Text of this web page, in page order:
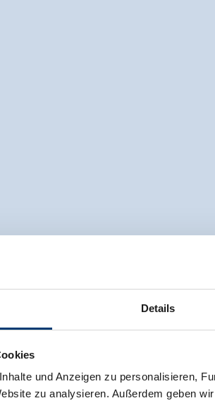
Details
und Anzeigen zu personalisieren,
zu analysieren. Außerdem geben